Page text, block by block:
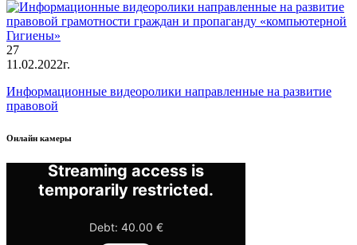
27
11.02.2022г.
Информационные видеоролики направленные на развитие
правовой
Онлайн камеры